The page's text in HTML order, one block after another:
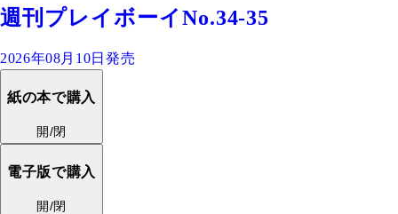
週刊プレイボーイNo.34-35
2026年08月10日発売
紙の本で購入
開/閉
電子版で購入
開/閉